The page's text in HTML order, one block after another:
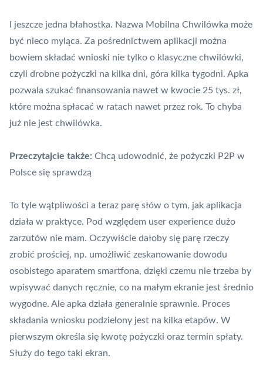
I jeszcze jedna błahostka. Nazwa Mobilna Chwilówka może
być nieco myląca. Za pośrednictwem aplikacji można
bowiem składać wnioski nie tylko o klasyczne chwilówki,
czyli drobne pożyczki na kilka dni, góra kilka tygodni. Apka
pozwala szukać finansowania nawet w kwocie 25 tys. zł,
które można spłacać w ratach nawet przez rok. To chyba
już nie jest chwilówka.
Przeczytajcie także: Chcą udowodnić, że pożyczki P2P w
Polsce się sprawdzą
To tyle wątpliwości a teraz parę słów o tym, jak aplikacja
działa w praktyce. Pod względem user experience dużo
zarzutów nie mam. Oczywiście dałoby się parę rzeczy
zrobić prościej, np. umożliwić zeskanowanie dowodu
osobistego aparatem smartfona, dzięki czemu nie trzeba by
wpisywać danych ręcznie, co na małym ekranie jest średnio
wygodne. Ale apka działa generalnie sprawnie. Proces
składania wniosku podzielony jest na kilka etapów. W
pierwszym określa się kwotę pożyczki oraz termin spłaty.
Służy do tego taki ekran.